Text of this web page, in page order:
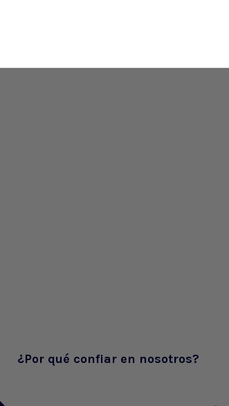
de baja en cualquier momento. Para ello, consulte
¿Por qué confiar en nosotros?